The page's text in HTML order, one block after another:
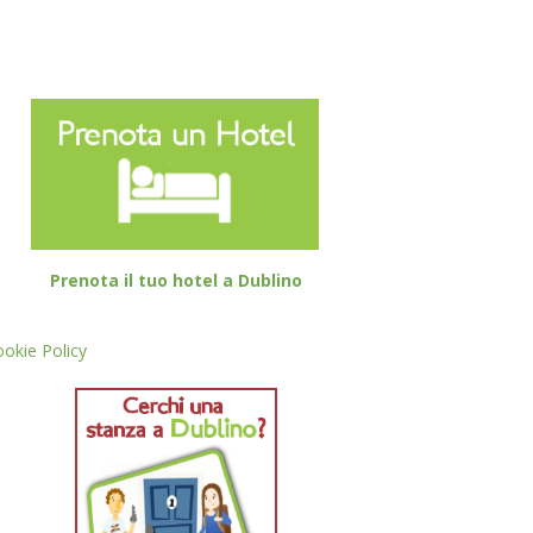
Prenota il tuo hotel a Dublino
Policy